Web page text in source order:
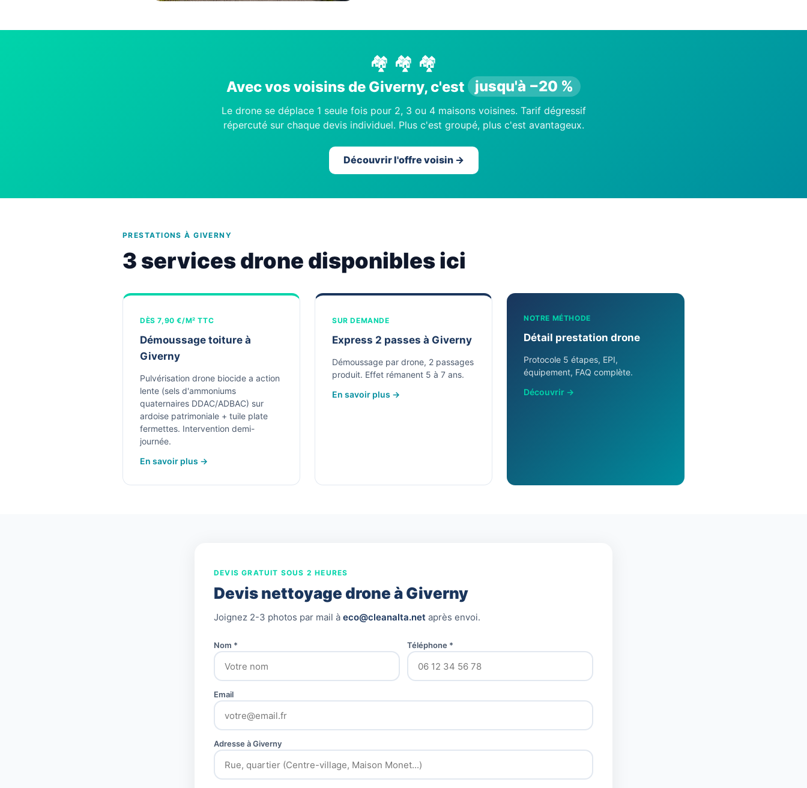
🏘️ 🏘️ 🏘️
Avec vos voisins de Giverny, c'est jusqu'à −20 %
Le drone se déplace 1 seule fois pour 2, 3 ou 4 maisons voisines. Tarif dégressif
répercuté sur chaque devis individuel. Plus c'est groupé, plus c'est avantageux.
Découvrir l'offre voisin →
PRESTATIONS À GIVERNY
3 services drone disponibles ici
DÈS 7,90 €/M² TTC
Démoussage toiture à
Giverny
Pulvérisation drone biocide a action
lente (sels d'ammoniums
quaternaires DDAC/ADBAC) sur
ardoise patrimoniale + tuile plate
fermettes. Intervention demi-
journée.
En savoir plus →
SUR DEMANDE
Express 2 passes à Giverny
Démoussage par drone, 2 passages
produit. Effet rémanent 5 à 7 ans.
En savoir plus →
NOTRE MÉTHODE
Détail prestation drone
Protocole 5 étapes, EPI,
équipement, FAQ complète.
Découvrir →
DEVIS GRATUIT SOUS 2 HEURES
Devis nettoyage drone à Giverny
Joignez 2-3 photos par mail à eco@cleanalta.net après envoi.
Nom * Téléphone *
Email
Adresse à Giverny